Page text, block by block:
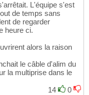
L'équipe s'est
de temps sans
de regarder
heure ci.
alors la raison
le câble d'alim du
la multiprise dans le
14
0